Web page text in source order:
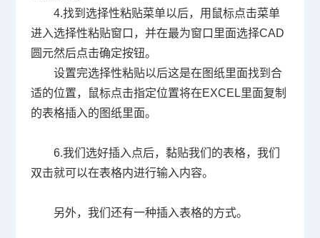
4.找到选择性粘贴菜单以后，用鼠标点击菜单
进入选择性粘贴窗口，并在最为窗口里面选择CAD
圆元然后点击确定按钮。
设置完选择性粘贴以后这是在图纸里面找到合
适的位置，鼠标点击指定位置将在EXCEL里面复制
的表格插入的图纸里面。
6.我们选好插入点后，黏贴我们的表格，我们
双击就可以在表格内进行输入内容。
另外，我们还有一种插入表格的方式。